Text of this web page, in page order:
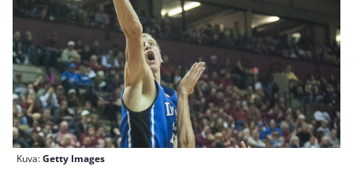
Kuva:Getty Images